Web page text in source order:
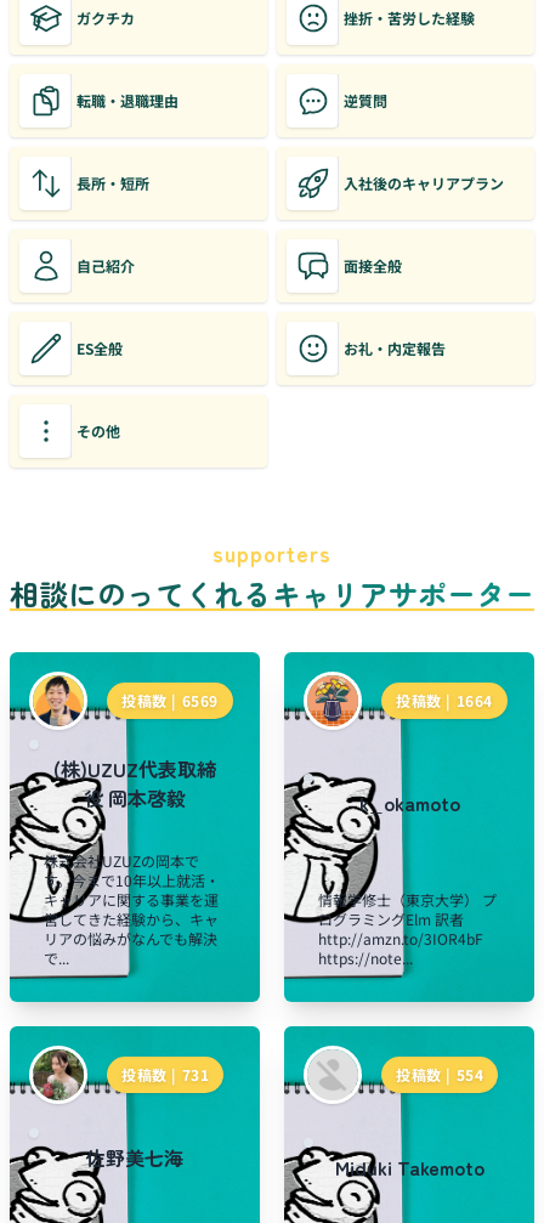
ガクチカ 挫折・苦労した経験
転職・退職理由 逆質問
長所・短所 入社後のキャリアプラン
自己紹介 面接全般
ES全般 お礼・内定報告
その他
supporters
相談にのってくれるキャリアサポーター
投稿数 | 6569
(株)UZUZ代表取締
役 岡本啓毅
株式会社UZUZの岡本で
す。今まで10年以上就活・
キャリアに関する事業を運
営してきた経験から、キャ
リアの悩みがなんでも解決
で...
投稿数 | 1664
k_okamoto
情報学修士（東京大学） プ
ログラミングElm 訳者
http://amzn.to/3IOR4bF
https://note...
投稿数 | 731
佐野美七海
投稿数 | 554
Miduki Takemoto